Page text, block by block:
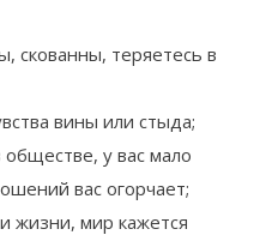
скованны, теряетесь в
вины или стыда;
у вас мало
вас огорчает;
жизни, мир кажется